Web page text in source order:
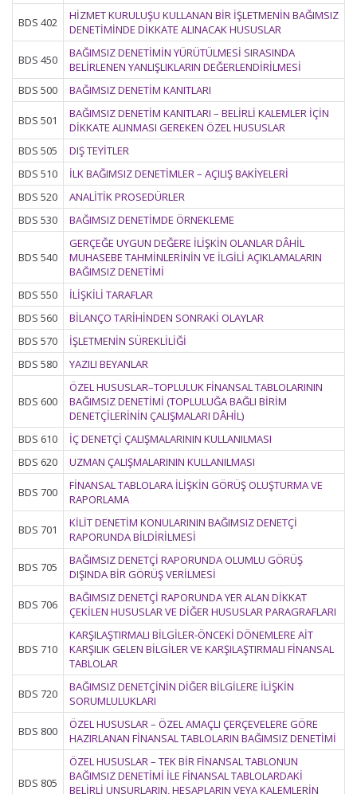
BDS 402
HİZMET KURULUŞU KULLANAN BİR İŞLETMENİN BAĞIMSIZ
DENETİMİNDE DİKKATE ALINACAK HUSUSLAR
BDS 450
BAĞIMSIZ DENETİMİN YÜRÜTÜLMESİ SIRASINDA
BELİRLENEN YANLIŞLIKLARIN DEĞERLENDİRİLMESİ
BDS 500
BAĞIMSIZ DENETİM KANITLARI
BDS 501
BAĞIMSIZ DENETİM KANITLARI – BELİRLİ KALEMLER İÇİN
DİKKATE ALINMASI GEREKEN ÖZEL HUSUSLAR
BDS 505
DIŞ TEYİTLER
BDS 510
İLK BAĞIMSIZ DENETİMLER – AÇILIŞ BAKİYELERİ
BDS 520
ANALİTİK PROSEDÜRLER
BDS 530
BAĞIMSIZ DENETİMDE ÖRNEKLEME
BDS 540
GERÇEĞE UYGUN DEĞERE İLİŞKİN OLANLAR DÂHİL
MUHASEBE TAHMİNLERİNİN VE İLGİLİ AÇIKLAMALARIN
BAĞIMSIZ DENETİMİ
BDS 550
İLİŞKİLİ TARAFLAR
BDS 560
BİLANÇO TARİHİNDEN SONRAKİ OLAYLAR
BDS 570
İŞLETMENİN SÜREKLİLİĞİ
BDS 580
YAZILI BEYANLAR
BDS 600
ÖZEL HUSUSLAR–TOPLULUK FİNANSAL TABLOLARININ
BAĞIMSIZ DENETİMİ (TOPLULUĞA BAĞLI BİRİM
DENETÇİLERİNİN ÇALIŞMALARI DÂHİL)
BDS 610
İÇ DENETÇİ ÇALIŞMALARININ KULLANILMASI
BDS 620
UZMAN ÇALIŞMALARININ KULLANILMASI
BDS 700
FİNANSAL TABLOLARA İLİŞKİN GÖRÜŞ OLUŞTURMA VE
RAPORLAMA
BDS 701
KİLİT DENETİM KONULARININ BAĞIMSIZ DENETÇİ
RAPORUNDA BİLDİRİLMESİ
BDS 705
BAĞIMSIZ DENETÇİ RAPORUNDA OLUMLU GÖRÜŞ
DIŞINDA BİR GÖRÜŞ VERİLMESİ
BDS 706
BAĞIMSIZ DENETÇİ RAPORUNDA YER ALAN DİKKAT
ÇEKİLEN HUSUSLAR VE DİĞER HUSUSLAR PARAGRAFLARI
BDS 710
KARŞILAŞTIRMALI BİLGİLER-ÖNCEKİ DÖNEMLERE AİT
KARŞILIK GELEN BİLGİLER VE KARŞILAŞTIRMALI FİNANSAL
TABLOLAR
BDS 720
BAĞIMSIZ DENETÇİNİN DİĞER BİLGİLERE İLİŞKİN
SORUMLULUKLARI
BDS 800
ÖZEL HUSUSLAR – ÖZEL AMAÇLI ÇERÇEVELERE GÖRE
HAZIRLANAN FİNANSAL TABLOLARIN BAĞIMSIZ DENETİMİ
BDS 805
ÖZEL HUSUSLAR – TEK BİR FİNANSAL TABLONUN
BAĞIMSIZ DENETİMİ İLE FİNANSAL TABLOLARDAKİ
BELİRLİ UNSURLARIN, HESAPLARIN VEYA KALEMLERİN